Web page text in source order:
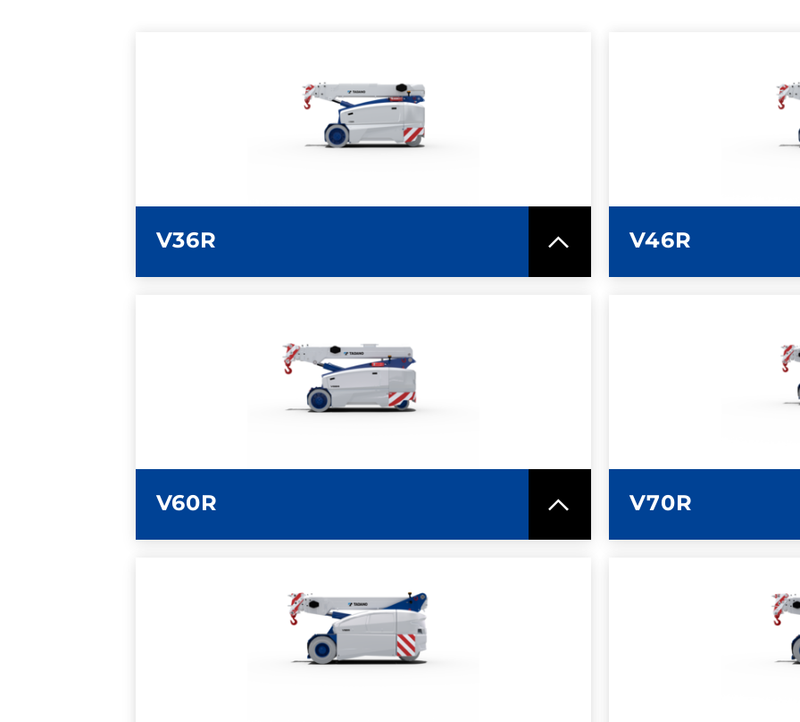
V36R
ULTERIORI INFORMAZIONI
V46R
V60R
ULTERIORI INFORMAZIONI
SCHEDA TECNICA
V70R
ULTERIORI INFORMAZIONI